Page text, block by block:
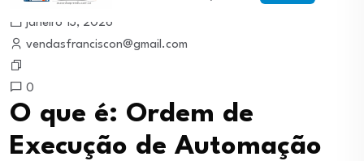
Como trabalhar como Estoquista: O guia para…
O que faz um Moderador de Conteúdo…
Como ser um Afiliado de Sucesso trabalhando…
janeiro 13, 2026
vendasfranciscon@gmail.com
0
O que é: Ordem de
Execução de Automação